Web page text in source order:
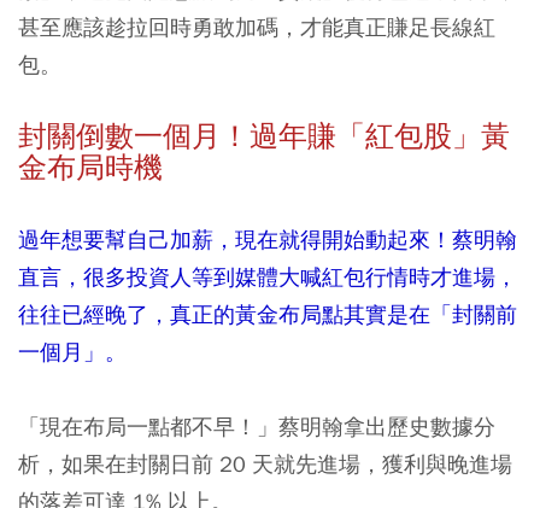
甚至應該趁拉回時勇敢加碼，才能真正賺足長線紅
包。
封關倒數一個月！過年賺「紅包股」黃
金布局時機
過年想要幫自己加薪，現在就得開始動起來！蔡明翰
直言，很多投資人等到媒體大喊紅包行情時才進場，
往往已經晚了，真正的黃金布局點其實是在「封關前
一個月」。
「現在布局一點都不早！」蔡明翰拿出歷史數據分
析，如果在封關日前 20 天就先進場，獲利與晚進場
的落差可達 1% 以上。